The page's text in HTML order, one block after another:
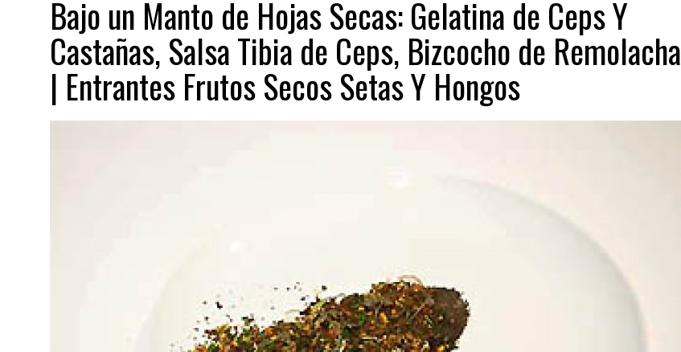
Bajo un Manto de Hojas Secas: Gelatina de Ceps Y
Castañas, Salsa Tibia de Ceps, Bizcocho de Remolacha
| Entrantes Frutos Secos Setas Y Hongos